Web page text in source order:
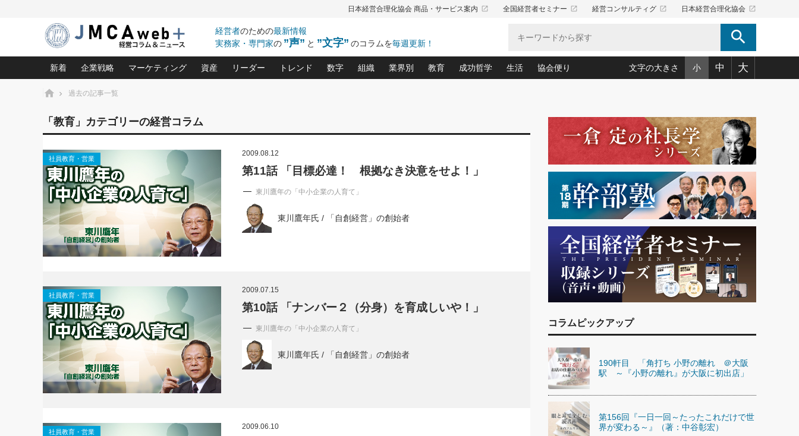
日本経営合理化協会 商品・サービス案内 launch 全国経営者セミナー launch 経営コンサルティグ launch 日本経営合理化協会 launch
経営者のための最新情報
実務家・専門家の ”声” と ”文字” のコラムを毎週更新！ search
新着
2026.08.7
相談15：銀行がやたらと固定金
利を勧めてきます！やはり固定
がよいのでしょうか！
2026.08.7
第153回「内需企業があっとい
う間にグローバル成長企業に」
FOOD & LIFE COMPANIES
2026.08.5
2026.08.5
第86回 「言葉狩り」
もっとみる
企業戦略
中小企業の「１位づくり」戦略(96)
利益を最大化する「業務改善」横田尚哉氏(5)
強い会社を築く ビジネス・クリニック(240)
日本レーザー「人を大切にしながら利益を上げる経営」の極意
(3)
武器としてのM&A入門(3)
社長のための“儲かる通販”戦略視点(151)
継続経営 百話百行(85)
マーケティング
ネット戦略成功の秘訣 圧倒的に儲かる仕組みづくり講座(12)
ビジネスを一瞬で制する！一流グローバル経営者は知ってい
ロングセラーの玉手箱(9)
大復活＆快進撃！ユニバーサルスタジオジャパンの成功要因と
は(5)
最高の自分を表現する 成功イメージ戦略(77)
酒井光雄 成功事例に学ぶ繁栄企業のブランド戦略(39)
資産
どうなる金融業界(39)
中国経済の最新動向(204)
事業承継の前に、決めておきたい、知っておきたい、やってお
会社と社長のための資産管理講座(95)
深読み企業分析(153)
リーダー
ビジネスリーダー×次の一手「牟田太陽の社長業ネクスト」
ピョートル・F・グジバチの『経営戦略の新常識』(12)
朝礼・会議での「社長の３分間スピーチ」ネタ帳(159)
楠木建の「経営知になる考え方」(57)
酒井英之の社長のビジョン実現道場(10)
トレンド
北村森の「今月のヒット商品」(109)
数字
おカネが残る決算書にするために、やっておきたいこと(34)
強い決算書の会社はココが違う！(36)
損益分岐点を下げる、Ｐ／Ｌ不況時代の新戦略(12)
新・会計経営と実学(37)
組織
中小企業の新たな法律リスク(178)
賃金決定の定石(68)
顧客・社員・社会から支持される「ウェルビーイング経営入
業界別
売れる住宅を創る 100の視点(100)
柿内幸夫─社長のための現場改善(174)
教育
あなただからお願いしたいと思われる 気配りの達人(127)
クレーム対応の新知識と新常識(57)
デキル社員に育てる！ 社員教育の決め手(203)
業績アップにつながる！ワンランク上の手紙・メール術(100)
成功哲学
中国哲学に学ぶ 不況は会社守成の好機(38)
令和時代の「社長の人間力の磨き方」(86)
先人の名句名言の教え 東洋思想に学ぶ経営学(132)
渡部昇一の「日本の指導者たち」(32)
経営に活かす“十八史略”(30)
生活
おのころ心平の ──社長のための「か・ら・だマネジメント」
デジタルＡＶを味方に！新・仕事術(180)
リーダー脳の鍛え方(32)
ワインを楽しむ基礎レッスン(12)
必読！社長が読むべき今月の4冊(88)
眼と耳で楽しむ読書術(162)
社長の「氣」(30)
米国スポーツ・ビジネスに学ぶ心理学(98)
高橋一喜の『これぞ！"本物の温泉"』(157)
協会便り
「愛読者通信」著者インタビュー(44)
ビジネス見聞録 経営ニュース(100)
作間信司の経営無形庵(けいえいむぎょうあん)(166)
繁栄への着眼点 牟田太陽(76)
講話を聞いて学ぼう 実学・耳学・磨く「ミミガク」のすすめ
(7)
文字の大きさ 小 中 大
ホーム 過去の記事一覧
「教育」カテゴリーの経営コラム
社員教育・営業
2009.08.12
第11話 「目標必達！ 根拠なき決意をせよ！」
東川鷹年の「中小企業の人育て」
東川鷹年氏 / 「自創経営」の創始者
社員教育・営業
2009.07.15
第10話 「ナンバー２（分身）を育成しいや！」
東川鷹年の「中小企業の人育て」
東川鷹年氏 / 「自創経営」の創始者
社員教育・営業
2009.06.10
コラムピックアップ
190軒目 「角打ち 小野の離れ ＠大阪
駅 ～『小野の離れ』が大阪に初出店」
第156回『一日一回～たったこれだけで世
界が変わる～』（著：中谷彰宏）